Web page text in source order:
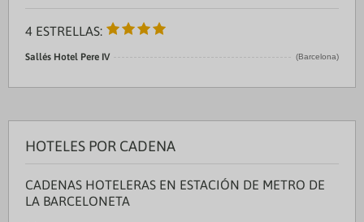
4 ESTRELLAS:
Sallés Hotel Pere IV (Barcelona)
HOTELES POR CADENA
CADENAS HOTELERAS EN ESTACIÓN DE METRO DE
LA BARCELONETA